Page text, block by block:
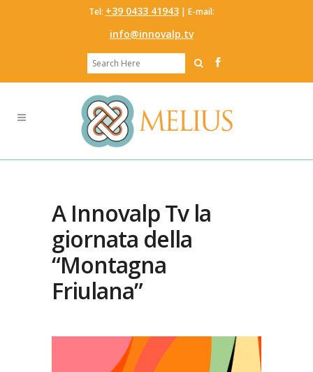
Tel: ‭+39 0433 41943‬ | E-mail:
info@innovalp.tv
A Innovalp Tv la
giornata della
“Montagna
Friulana”